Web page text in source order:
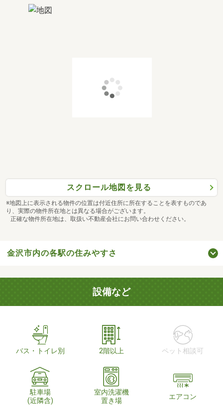
スクロール地図を見る
※地図上に表示される物件の位置は付近住所に所在することを表すものであ
り、実際の物件所在地とは異なる場合がございます。
正確な物件所在地は、取扱い不動産会社にお問い合わせください。
金沢市内の各駅の住みやすさ
設備など
バス・トイレ別 2階以上 ペット相談可
駐車場
(近隣含)
室内洗濯機
置き場
エアコン